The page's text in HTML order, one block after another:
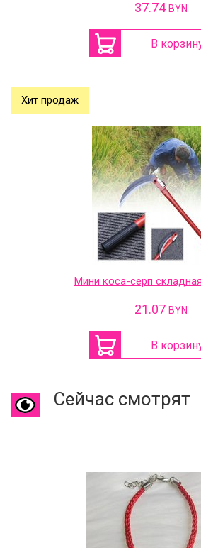
37.74 BYN
В
Хит продаж
Мини коса-серп
21.07 BYN
В
Сейчас смотрят